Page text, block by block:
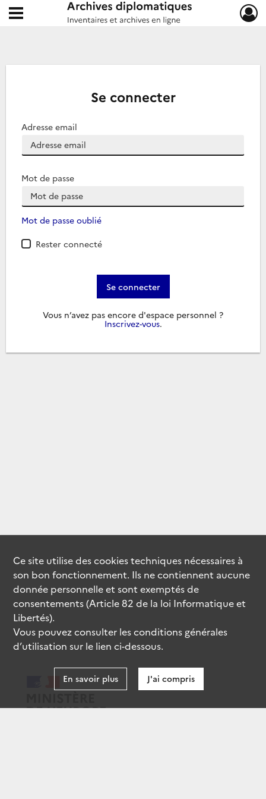
Archives diplomatiques
Ouvrir le menu déroulant
Se connecter
Adresse email
Mot de passe
Mot de passe oublié
Rester connecté
Se connecter
Vous n’avez pas encore d'espace personnel ?
Inscrivez-vous.
Ce site utilise descookiestechniques nécessaires à
son bon fonctionnement. Ils ne contiennent aucune
donnée personnelle et sont exemptés de
consentements (Article 82 de la loi Informatique et
Libertés).
Vous pouvez consulter les conditions générales
d’utilisation sur le lien ci-dessous.
En savoir plus J'ai compris